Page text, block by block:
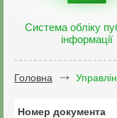
Система обліку
інформації
Головна
Номер документа